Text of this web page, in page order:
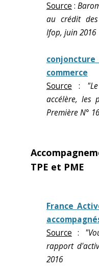
Source :
au crédit des
Ifop, juin 2016
commerce
Source :
accélère, les
Première N°
TPE et PME
France
Source :
rapport
2016